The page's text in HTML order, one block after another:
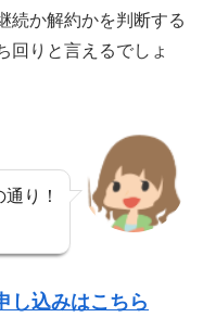
続か解約かを判断する
回りと言えるでしょ
り！
し込みはこちら